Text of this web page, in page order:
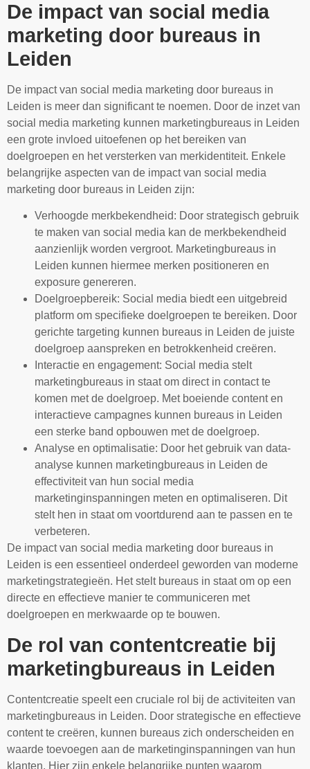
De impact van social media
marketing door bureaus in
Leiden
De impact van social media marketing door bureaus in
Leiden is meer dan significant te noemen. Door de inzet van
social media marketing kunnen marketingbureaus in Leiden
een grote invloed uitoefenen op het bereiken van
doelgroepen en het versterken van merkidentiteit. Enkele
belangrijke aspecten van de impact van social media
marketing door bureaus in Leiden zijn:
Verhoogde merkbekendheid: Door strategisch gebruik
te maken van social media kan de merkbekendheid
aanzienlijk worden vergroot. Marketingbureaus in
Leiden kunnen hiermee merken positioneren en
exposure genereren.
Doelgroepbereik: Social media biedt een uitgebreid
platform om specifieke doelgroepen te bereiken. Door
gerichte targeting kunnen bureaus in Leiden de juiste
doelgroep aanspreken en betrokkenheid creëren.
Interactie en engagement: Social media stelt
marketingbureaus in staat om direct in contact te
komen met de doelgroep. Met boeiende content en
interactieve campagnes kunnen bureaus in Leiden
een sterke band opbouwen met de doelgroep.
Analyse en optimalisatie: Door het gebruik van data-
analyse kunnen marketingbureaus in Leiden de
effectiviteit van hun social media
marketinginspanningen meten en optimaliseren. Dit
stelt hen in staat om voortdurend aan te passen en te
verbeteren.
De impact van social media marketing door bureaus in
Leiden is een essentieel onderdeel geworden van moderne
marketingstrategieën. Het stelt bureaus in staat om op een
directe en effectieve manier te communiceren met
doelgroepen en merkwaarde op te bouwen.
De rol van contentcreatie bij
marketingbureaus in Leiden
Contentcreatie speelt een cruciale rol bij de activiteiten van
marketingbureaus in Leiden. Door strategische en effectieve
content te creëren, kunnen bureaus zich onderscheiden en
waarde toevoegen aan de marketinginspanningen van hun
klanten. Hier zijn enkele belangrijke punten waarom